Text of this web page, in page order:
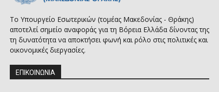
Το Υπουργείο Εσωτερικών (τομέας Μακεδονίας - Θράκης)
αποτελεί σημείο αναφοράς για τη Βόρεια Ελλάδα δίνοντας της
τη δυνατότητα να αποκτήσει φωνή και ρόλο στις πολιτικές και
οικονομικές διεργασίες.
ΕΠΙΚΟΙΝΩΝΙΑ